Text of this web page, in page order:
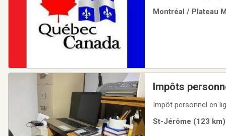
frais médicaux,
Montréal / Plateau
Impôts
Impôt personnel en
St-Jérôme (123